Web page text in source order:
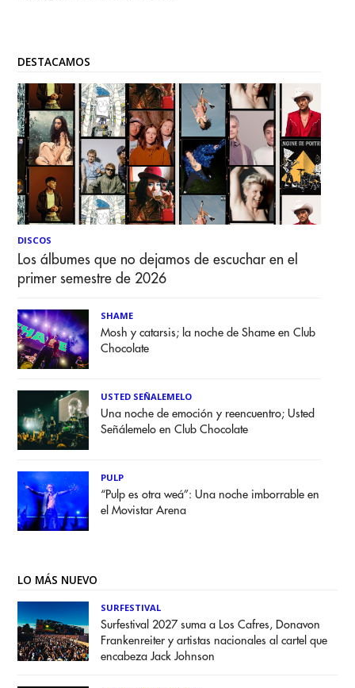
DESTACAMOS
DISCOS
Los álbumes que no dejamos de escuchar en el
primer semestre de 2026
SHAME
Mosh y catarsis; la noche de Shame en Club
Chocolate
USTED SEÑALEMELO
Una noche de emoción y reencuentro; Usted
Señálemelo en Club Chocolate
PULP
“Pulp es otra weá”: Una noche imborrable en
el Movistar Arena
LO MÁS NUEVO
SURFESTIVAL
Surfestival 2027 suma a Los Cafres, Donavon
Frankenreiter y artistas nacionales al cartel que
encabeza Jack Johnson